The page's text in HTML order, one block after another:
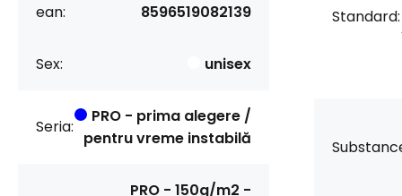
ean: 8596519082139
Sex: unisex
Seria:
PRO - prima alegere /
pentru vreme instabilă
PRO - 150g/m2 -
Standard: